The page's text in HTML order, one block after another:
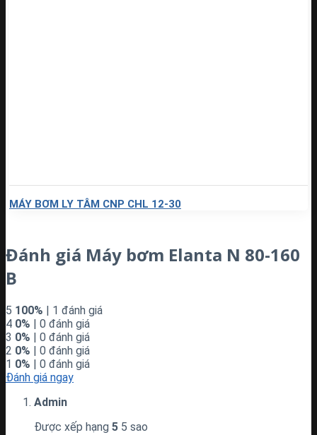
MÁY BƠM LY TÂM CNP CHL 12-30
Đánh giá Máy bơm Elanta N 80-160
B
5 100% | 1 đánh giá
4 0% | 0 đánh giá
3 0% | 0 đánh giá
2 0% | 0 đánh giá
1 0% | 0 đánh giá
Đánh giá ngay
Admin
Được xếp hạng 5 5 sao